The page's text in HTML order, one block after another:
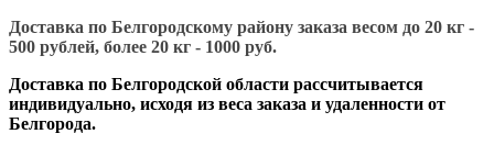
Доставка по Белгородскому району заказа весом до 20 кг -
500 рублей, более 20 кг - 1000 руб.
Доставка по Белгородской области рассчитывается
индивидуально, исходя из веса заказа и удаленности от
Белгорода.